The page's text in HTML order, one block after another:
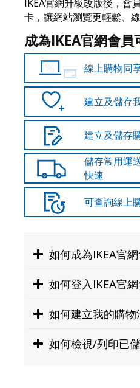
IKEA官網升級改版後，會
卡，讓網站瀏覽更輕鬆、
成為IKEA官網會員
線上購物同
建立及儲存
建立及儲存
儲存常用運
快速
可查詢線上
如何成為IKEA官
請先申請成為宜家
成為宜家卡卡友 →免
**企業卡需經過 7 個工作
如何登入IKEA官
點擊「 ≡ 」
如何建立我的購物
將一項商品加入購
如何檢視/列印已